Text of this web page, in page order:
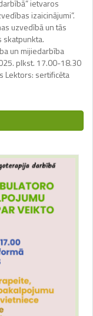
ietvaros
izaicinājumi”.
uzvedībā un tās
un mijiedarbība
plkst. 17.00-18.30
Lektors: sertificēta